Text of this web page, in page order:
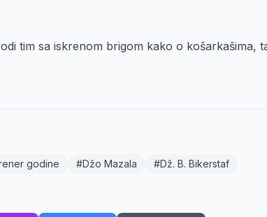
tim sa iskrenom brigom kako o košarkašima,
godine #Džo Mazala #Dž. B. Bikerstaf